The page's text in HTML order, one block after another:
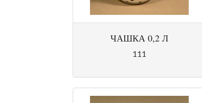
ЧАШКА 0,2 Л
111